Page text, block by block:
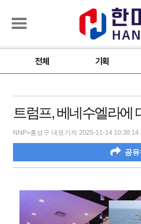
전체 기획
트럼프, 베네수엘라에
NNP=홍성구 대표기자 2025-11-14 10:38:14
공유